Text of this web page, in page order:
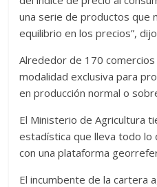
una serie de productos que
equilibrio en los precios”,
Alrededor de 170
modalidad exclusiva para
en producción normal o
El Ministerio de Agricultura
estadística que lleva todo lo
con una plataforma
El incumbente de la cartera